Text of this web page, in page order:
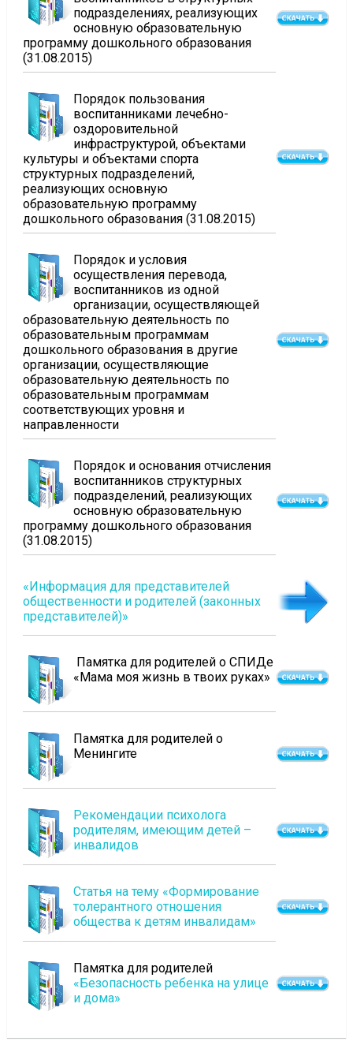
подразделениях, реализующих
основную образовательную
программу дошкольного образования
(31.08.2015)
Порядок пользования
воспитанниками лечебно-
оздоровительной
инфраструктурой, объектами
культуры и объектами спорта
структурных подразделений,
реализующих основную
образовательную программу
дошкольного образования (31.08.2015)
Порядок и условия
осуществления перевода,
воспитанников из одной
организации, осуществляющей
образовательную деятельность по
образовательным программам
дошкольного образования в другие
организации, осуществляющие
образовательную деятельность по
образовательным программам
соответствующих уровня и
направленности
Порядок и основания отчисления
воспитанников структурных
подразделений, реализующих
основную образовательную
программу дошкольного образования
(31.08.2015)
«Информация для представителей
общественности и родителей (законных
представителей)»
Памятка для родителей о СПИДе
«Мама моя жизнь в твоих руках»
Памятка для родителей о
Менингите
Рекомендации психолога
родителям, имеющим детей –
инвалидов
Статья на тему «Формирование
толерантного отношения
общества к детям инвалидам»
Памятка для родителей
«Безопасность ребенка на улице
и дома»